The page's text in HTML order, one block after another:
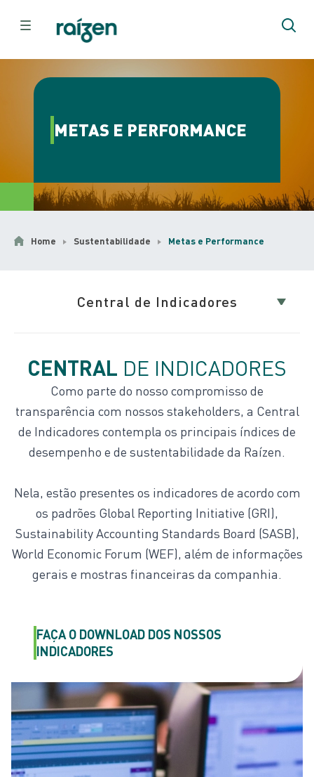
METAS E PERFORMANCE
Home Sustentabilidade Metas e Performance
Central de Indicadores
Central de Indicadores
Índices e Ratings
CENTRAL DE INDICADORES
Como parte do nosso compromisso de
transparência com nossos stakeholders, a Central
de Indicadores contempla os principais índices de
desempenho e de sustentabilidade da Raízen.
Nela, estão presentes os indicadores de acordo com
os padrões Global Reporting Initiative (GRI),
Sustainability Accounting Standards Board (SASB),
World Economic Forum (WEF), além de informações
gerais e mostras financeiras da companhia.
FAÇA O DOWNLOAD DOS NOSSOS
INDICADORES